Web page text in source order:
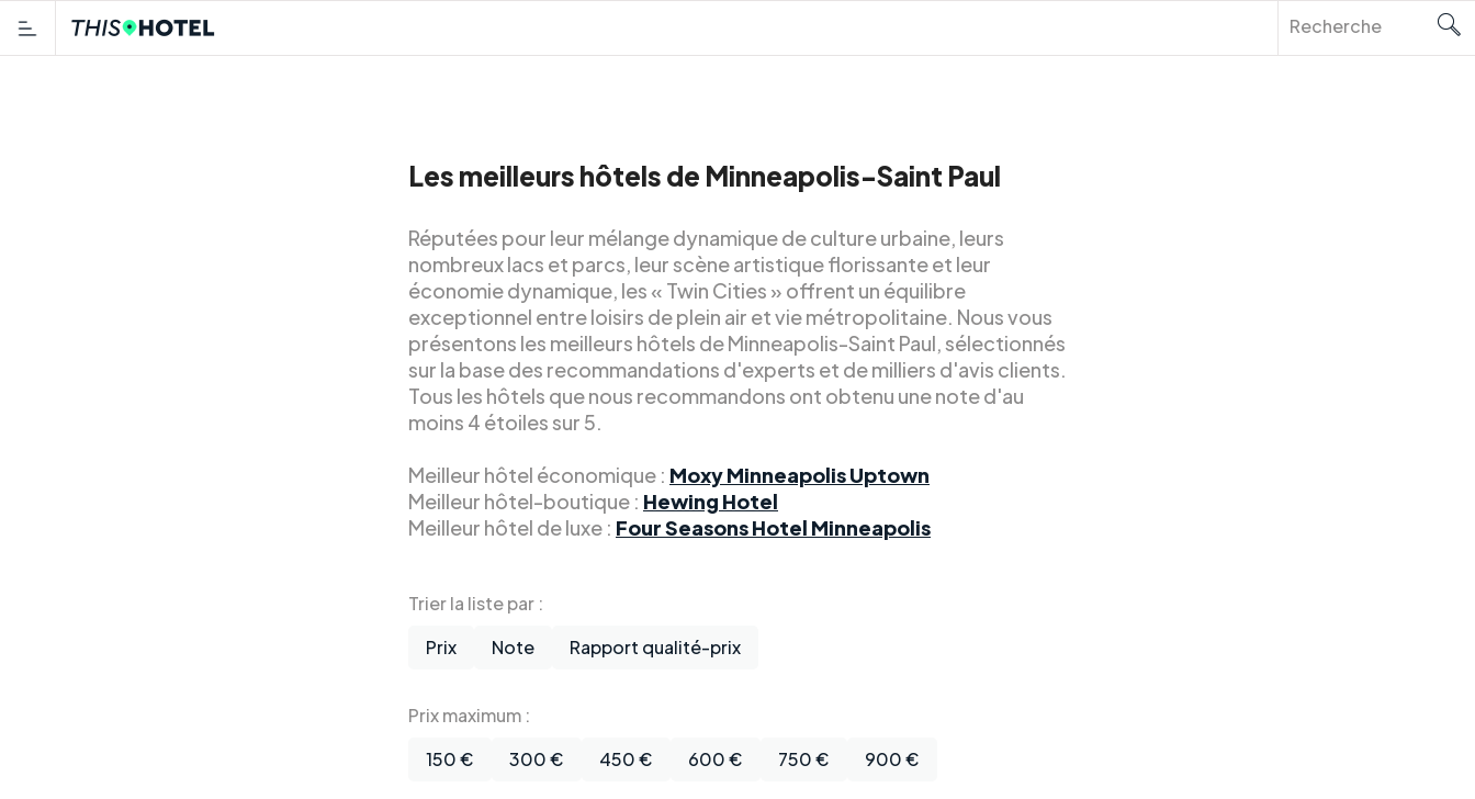
Les meilleurs hôtels de Minneapolis-Saint Paul
Réputées pour leur mélange dynamique de culture urbaine, leurs
nombreux lacs et parcs, leur scène artistique florissante et leur
économie dynamique, les « Twin Cities » offrent un équilibre
exceptionnel entre loisirs de plein air et vie métropolitaine. Nous vous
présentons les meilleurs hôtels de Minneapolis-Saint Paul, sélectionnés
sur la base des recommandations d'experts et de milliers d'avis clients.
Tous les hôtels que nous recommandons ont obtenu une note d'au
moins 4 étoiles sur 5.
Meilleur hôtel économique : Moxy Minneapolis Uptown
Meilleur hôtel-boutique : Hewing Hotel
Meilleur hôtel de luxe : Four Seasons Hotel Minneapolis
Trier la liste par :
Prix
Note Rapport qualité-prix
Prix maximum :
150 €
300 € 450 € 600 € 750 € 900 €